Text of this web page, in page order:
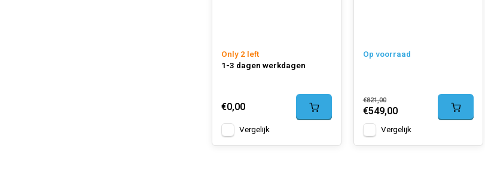
Only 2 left
1-3 dagen werkdagen
€0,00
Vergelijk
Op voorraad
€821,00
€549,00
Vergelijk